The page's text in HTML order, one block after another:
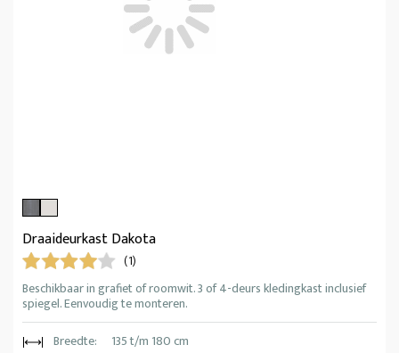
Draaideurkast Dakota
(1)
Beschikbaar in grafiet of roomwit. 3 of 4-deurs kledingkast inclusief
spiegel. Eenvoudig te monteren.
Breedte:
135 t/m 180 cm